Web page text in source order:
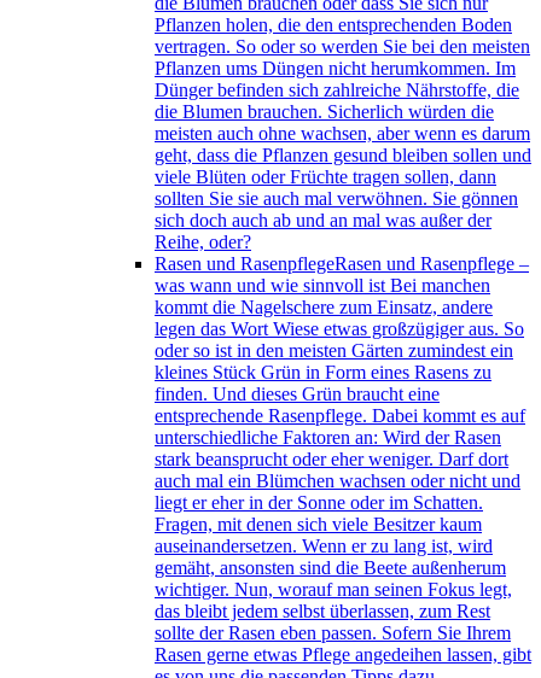
Pflanzen holen, die den entsprechenden Boden
vertragen. So oder so werden Sie bei den meisten
Pflanzen ums Düngen nicht herumkommen. Im
Dünger befinden sich zahlreiche Nährstoffe, die
die Blumen brauchen. Sicherlich würden die
meisten auch ohne wachsen, aber wenn es darum
geht, dass die Pflanzen gesund bleiben sollen und
viele Blüten oder Früchte tragen sollen, dann
sollten Sie sie auch mal verwöhnen. Sie gönnen
sich doch auch ab und an mal was außer der
Reihe, oder?
Rasen und RasenpflegeRasen und Rasenpflege –
was wann und wie sinnvoll ist Bei manchen
kommt die Nagelschere zum Einsatz, andere
legen das Wort Wiese etwas großzügiger aus. So
oder so ist in den meisten Gärten zumindest ein
kleines Stück Grün in Form eines Rasens zu
finden. Und dieses Grün braucht eine
entsprechende Rasenpflege. Dabei kommt es auf
unterschiedliche Faktoren an: Wird der Rasen
stark beansprucht oder eher weniger. Darf dort
auch mal ein Blümchen wachsen oder nicht und
liegt er eher in der Sonne oder im Schatten.
Fragen, mit denen sich viele Besitzer kaum
auseinandersetzen. Wenn er zu lang ist, wird
gemäht, ansonsten sind die Beete außenherum
wichtiger. Nun, worauf man seinen Fokus legt,
das bleibt jedem selbst überlassen, zum Rest
sollte der Rasen eben passen. Sofern Sie Ihrem
Rasen gerne etwas Pflege angedeihen lassen, gibt